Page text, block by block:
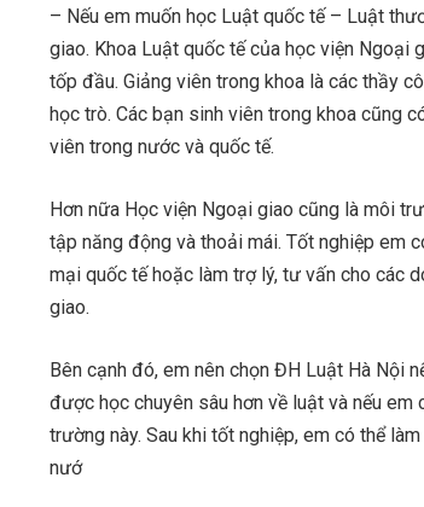
– Nếu em muốn học Luật quốc tế – Luật
giao. Khoa Luật quốc tế của học viện
tốp đầu. Giảng viên trong khoa là các thầy
học trò. Các bạn sinh viên trong khoa cũng
viên trong nước và quốc tế.
Hơn nữa Học viện Ngoại giao cũng là môi
tập năng động và thoải mái. Tốt nghiệp em
mại quốc tế hoặc làm trợ lý, tư vấn cho các
giao.
Bên cạnh đó, em nên chọn ĐH Luật Hà Nội
được học chuyên sâu hơn về luật và nếu
trường này. Sau khi tốt nghiệp, em có thể
nướ